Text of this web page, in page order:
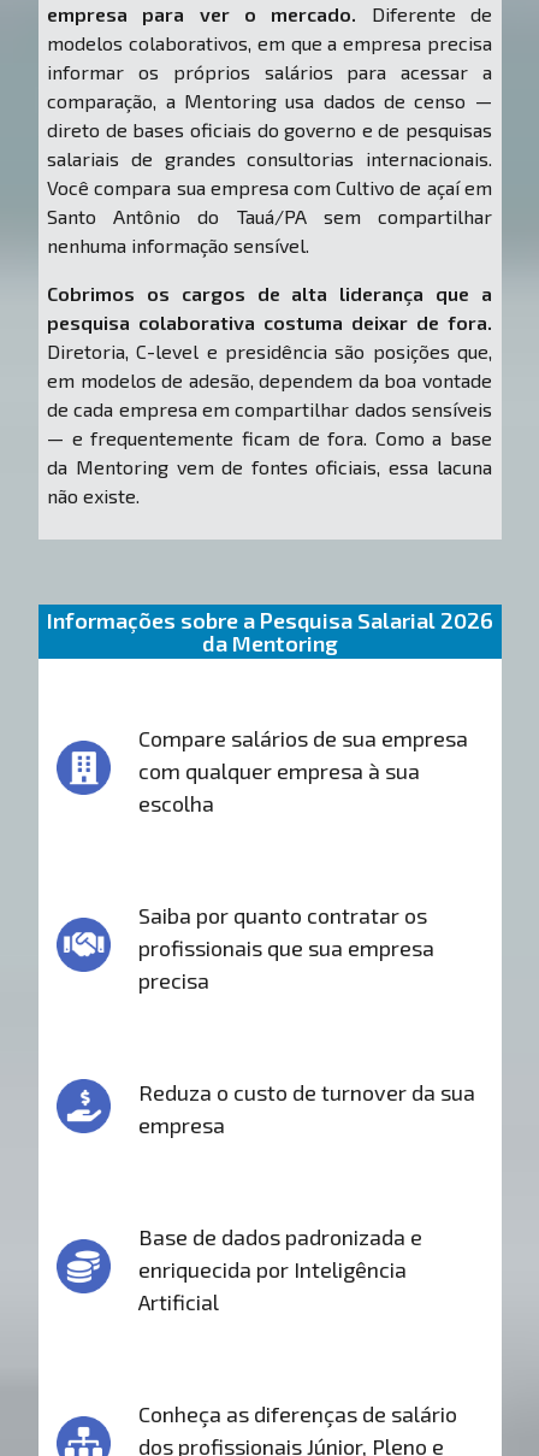
empresa para ver o mercado. Diferente de
modelos colaborativos, em que a empresa precisa
informar os próprios salários para acessar a
comparação, a Mentoring usa dados de censo —
direto de bases oficiais do governo e de pesquisas
salariais de grandes consultorias internacionais.
Você compara sua empresa com Cultivo de açaí em
Santo Antônio do Tauá/PA sem compartilhar
nenhuma informação sensível.
Cobrimos os cargos de alta liderança que a
pesquisa colaborativa costuma deixar de fora.
Diretoria, C-level e presidência são posições que,
em modelos de adesão, dependem da boa vontade
de cada empresa em compartilhar dados sensíveis
— e frequentemente ficam de fora. Como a base
da Mentoring vem de fontes oficiais, essa lacuna
não existe.
Informações sobre a Pesquisa Salarial 2026
da Mentoring
Compare salários de sua empresa
com qualquer empresa à sua
escolha
Saiba por quanto contratar os
profissionais que sua empresa
precisa
Reduza o custo de turnover da sua
empresa
Base de dados padronizada e
enriquecida por Inteligência
Artificial
Conheça as diferenças de salário
dos profissionais Júnior, Pleno e